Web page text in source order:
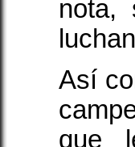
nota,
Así
que